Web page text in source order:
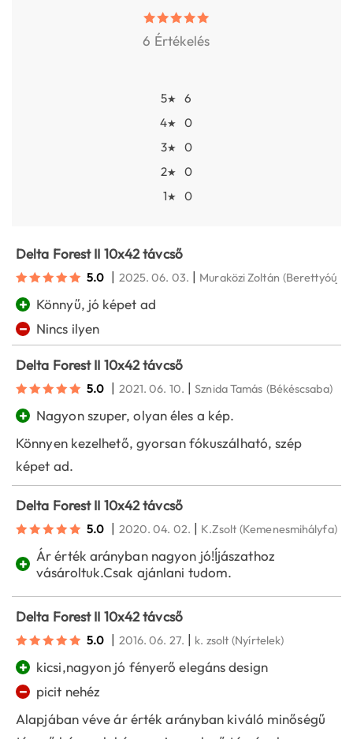
6 Értékelés
5★
6
4★
0
3★
0
2★
0
1★ 0
Delta Forest II 10x42 távcső
5.0 | 2025. 06. 03. | Muraközi Zoltán
+ Könnyű, jó képet ad
− Nincs ilyen
Delta Forest II 10x42 távcső
5.0 | 2021. 06. 10. |Sznida Tamás (Békéscsaba)
+
Nagyon szuper, olyan éles a kép.
Könnyen kezelhető, gyorsan fókuszálható, szép
képet ad.
Delta Forest II 10x42 távcső
5.0 | 2020. 04. 02. | K.Zsolt (Kemenesmihályfa)
+ Ár érték arányban nagyon jó!Íjászathoz
vásároltuk.Csak ajánlani tudom.
Delta Forest II 10x42 távcső
5.0 | 2016. 06. 27. | k. zsolt (Nyírtelek)
+ kicsi,nagyon jó fényerő elegáns design
−
picit nehéz
Alapjában véve ár érték arányban kiváló minőségű